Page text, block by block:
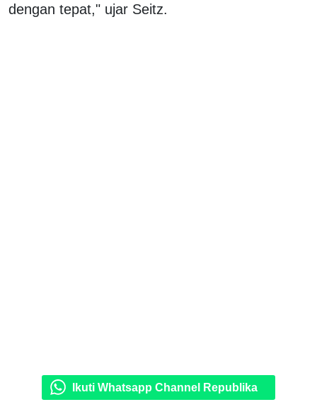
dengan tepat," ujar Seitz.
Ikuti Whatsapp Channel Republika